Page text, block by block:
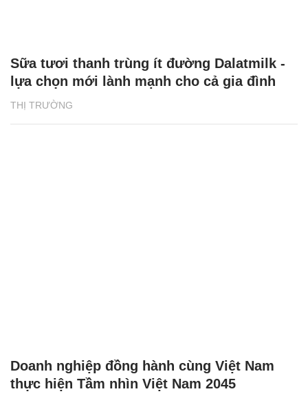
THỊ TRƯỜNG
Sữa tươi thanh trùng ít đường Dalatmilk -
lựa chọn mới lành mạnh cho cả gia đình
Doanh nghiệp đồng hành cùng Việt Nam
thực hiện Tầm nhìn Việt Nam 2045